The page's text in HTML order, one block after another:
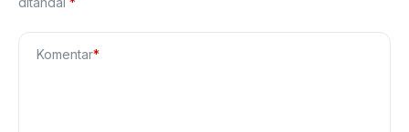
Komentar*